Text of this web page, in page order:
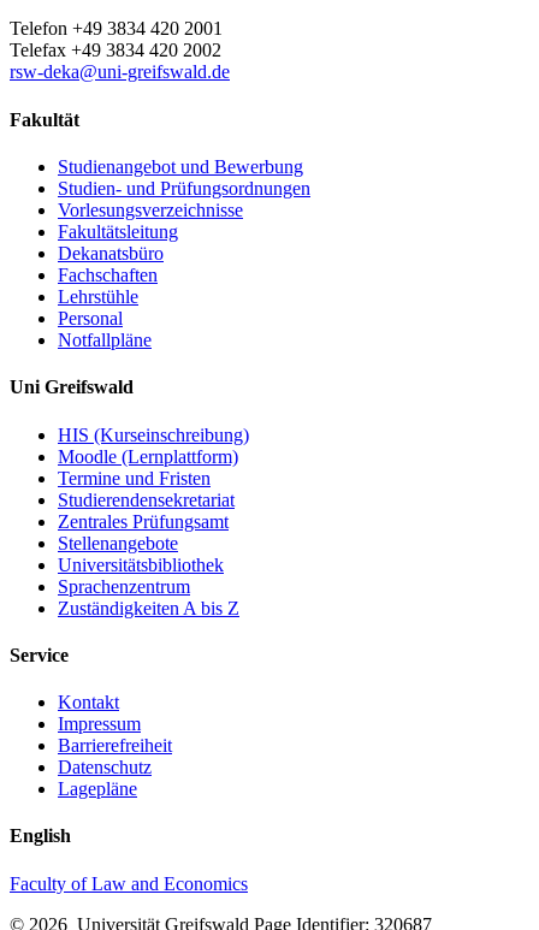
Telefon +49 3834 420 2001
Telefax +49 3834 420 2002
rsw-deka@uni-greifswald.de
Fakultät
Studienangebot und Bewerbung
Studien- und Prüfungsordnungen
Vorlesungsverzeichnisse
Fakultätsleitung
Dekanatsbüro
Fachschaften
Lehrstühle
Personal
Notfallpläne
Uni Greifswald
HIS (Kurseinschreibung)
Moodle (Lernplattform)
Termine und Fristen
Studierendensekretariat
Zentrales Prüfungsamt
Stellenangebote
Universitätsbibliothek
Sprachenzentrum
Zuständigkeiten A bis Z
Service
Kontakt
Impressum
Barrierefreiheit
Datenschutz
Lagepläne
English
Faculty of Law and Economics
© 2026 Universität Greifswald Page Identifier: 320687